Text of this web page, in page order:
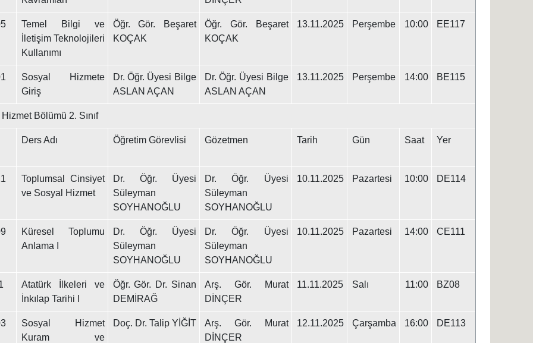
Temel Bilgi ve
İletişim Teknolojileri
Kullanımı
Öğr. Gör. Beşaret
KOÇAK
Öğr. Gör. Beşaret
KOÇAK
13.11.2025 Perşembe 10:00 EE117
Sosyal Hizmete
Giriş
Dr. Öğr. Üyesi Bilge
ASLAN AÇAN
Dr. Öğr. Üyesi Bilge
ASLAN AÇAN
13.11.2025 Perşembe 14:00 BE115
Bölümü 2. Sınıf
Ders Adı Öğretim Görevlisi Gözetmen Tarih Gün Saat Yer
Toplumsal Cinsiyet
ve Sosyal Hizmet
Dr. Öğr. Üyesi
Süleyman
SOYHANOĞLU
Dr. Öğr. Üyesi
Süleyman
SOYHANOĞLU
10.11.2025 Pazartesi 10:00 DE114
Küresel Toplumu
Anlama I
Dr. Öğr. Üyesi
Süleyman
SOYHANOĞLU
Dr. Öğr. Üyesi
Süleyman
SOYHANOĞLU
10.11.2025 Pazartesi 14:00 CE111
Atatürk İlkeleri ve
İnkılap Tarihi I
Öğr. Gör. Dr. Sinan
DEMİRAĞ
Arş. Gör. Murat
DİNÇER
11.11.2025 Salı 11:00 BZ08
Sosyal Hizmet
Kuram ve
Doç. Dr. Talip YİĞİT
Arş. Gör. Murat
DİNÇER
12.11.2025 Çarşamba 16:00 DE113